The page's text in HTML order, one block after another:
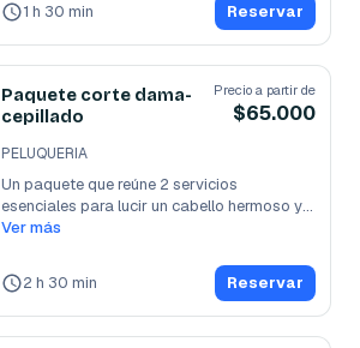
1 h 30 min Reservar
Paquete corte dama-
cepillado
Precio a partir de
$65.000
PELUQUERIA
Un paquete que reúne 2 servicios
esenciales para lucir un cabello hermoso y
un...
Ver más
2 h 30 min Reservar